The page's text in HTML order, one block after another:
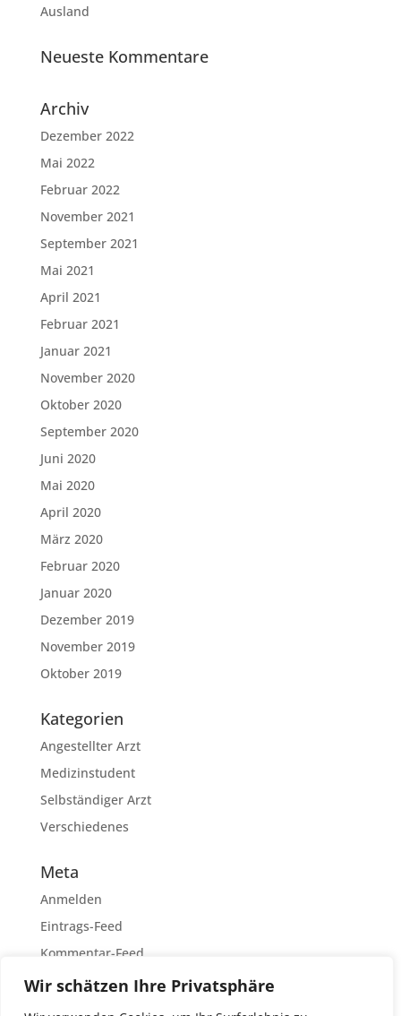
Wir schätzen Ihre Privatsphäre
Ausland
Neueste Kommentare
Archiv
Dezember 2022
Mai 2022
Februar 2022
November 2021
September 2021
Mai 2021
April 2021
Februar 2021
Januar 2021
November 2020
Oktober 2020
September 2020
Juni 2020
Mai 2020
April 2020
März 2020
Februar 2020
Januar 2020
Dezember 2019
November 2019
Oktober 2019
Kategorien
Angestellter Arzt
Medizinstudent
Selbständiger Arzt
Verschiedenes
Meta
Anmelden
Eintrags-Feed
Kommentar-Feed
WordPress.org